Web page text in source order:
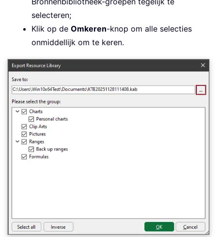
selecteren;
Klik op de Omkeren-knop om alle selecties
onmiddellijk om te keren.